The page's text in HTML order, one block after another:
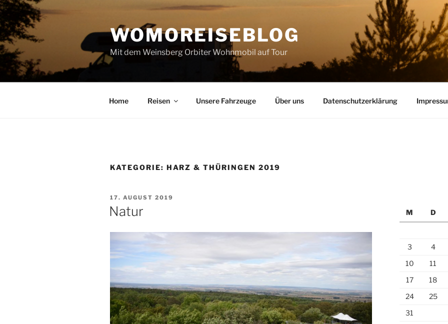
Zum
Inhalt
springen
WOMOREISEBLOG
Mit dem Weinsberg Orbiter Wohnmobil auf Tour
Home Reisen Unsere Fahrzeuge Über uns Datenschutzerklärung
KATEGORIE: HARZ & THÜRINGEN 2019
VERÖFFENTLICHT
AM
17. AUGUST 2019
Natur M D
3
4
10
11
17
18
24
25
31